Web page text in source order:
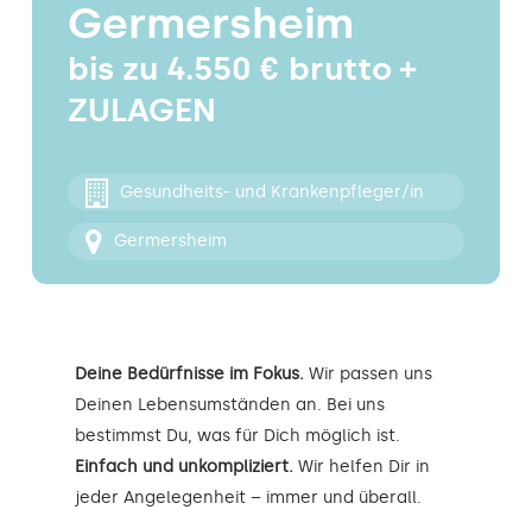
Kontakt
Germersheim
bis zu 4.550 € brutto +
ZULAGEN
Gesundheits- und Krankenpfleger/in
Germersheim
Deine Bedürfnisse im Fokus. Wir passen uns
Deinen Lebensumständen an. Bei uns
bestimmst Du, was für Dich möglich ist.
Einfach und unkompliziert. Wir helfen Dir in
jeder Angelegenheit – immer und überall.